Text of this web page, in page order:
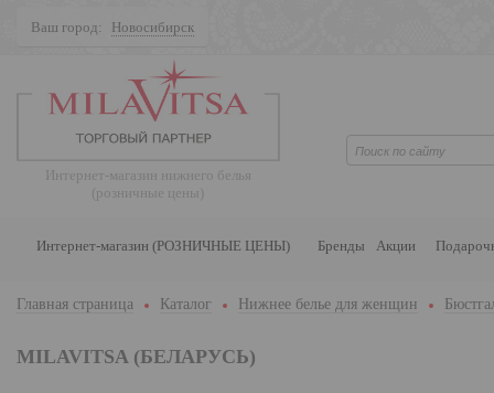
Ваш город: Новосибирск
Интернет-магазин нижнего белья
(розничные цены)
Интернет-магазин (РОЗНИЧНЫЕ ЦЕНЫ) Бренды Акции
Главная страница Каталог Нижнее белье для женщин
MILAVITSA (БЕЛАРУСЬ)